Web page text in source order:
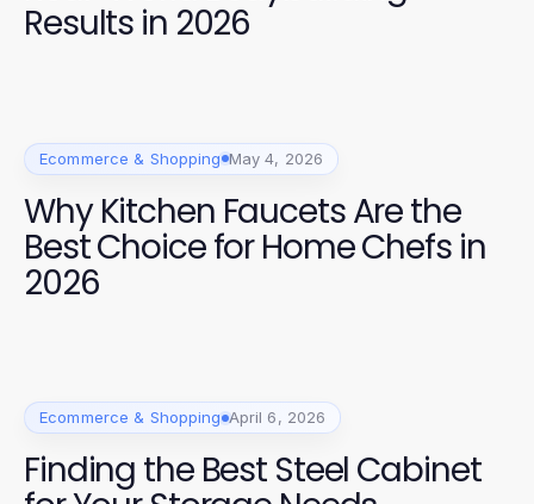
Results in 2026
Ecommerce & Shopping May 4, 2026
Why Kitchen Faucets Are the
Best Choice for Home Chefs in
2026
Ecommerce & Shopping April 6, 2026
Finding the Best Steel Cabinet